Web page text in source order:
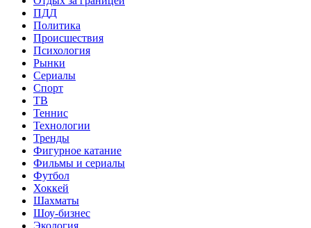
ПДД
Политика
Происшествия
Психология
Рынки
Сериалы
Спорт
ТВ
Теннис
Технологии
Тренды
Фигурное катание
Фильмы и сериалы
Футбол
Хоккей
Шахматы
Шоу-бизнес
Экология